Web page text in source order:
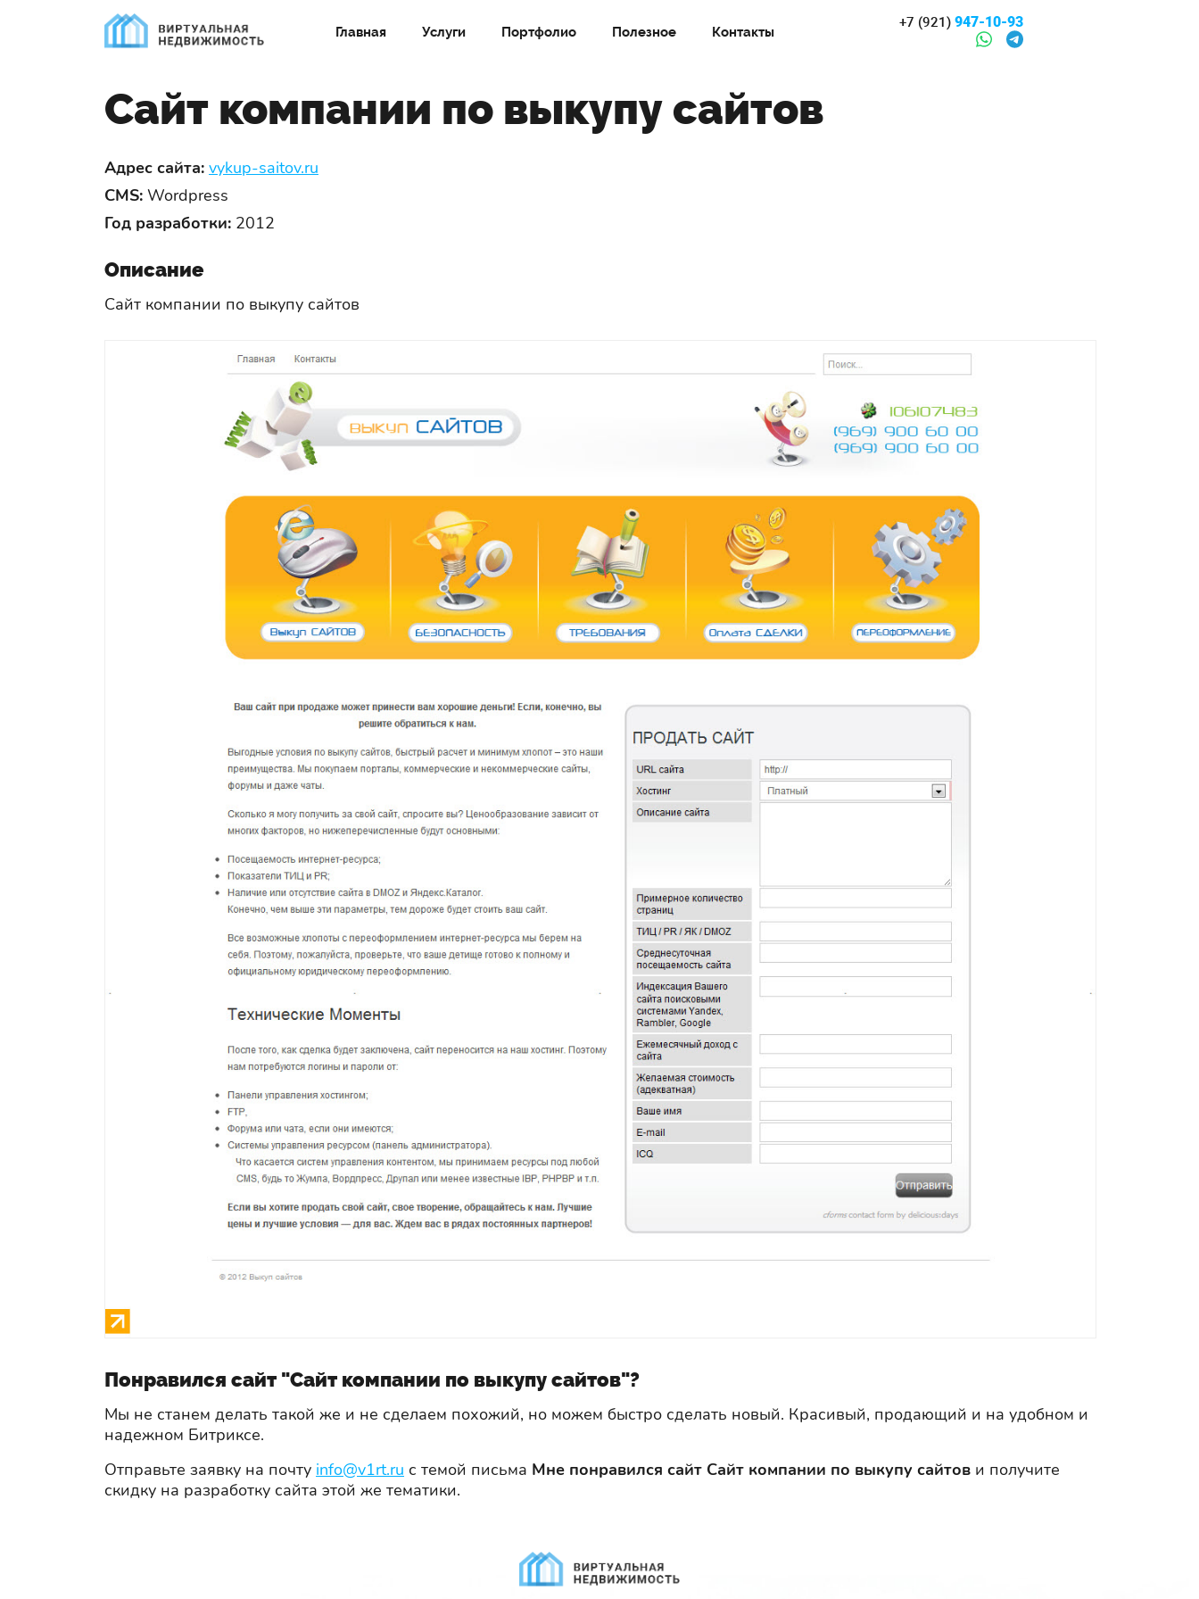
Главная Услуги Портфолио Полезное Контакты
+7 (921) 947-10-93
Сайт компании по выкупу сайтов
Адрес сайта: vykup-saitov.ru
CMS: Wordpress
Год разработки: 2012
Описание
Сайт компании по выкупу сайтов
Понравился сайт "Сайт компании по выкупу сайтов"?
Мы не станем делать такой же и не сделаем похожий, но можем быстро сделать новый. Красивый, продающий и на удобном и
надежном Битриксе.
Отправьте заявку на почту info@v1rt.ru с темой письма Мне понравился сайт Сайт компании по выкупу сайтов и получите
скидку на разработку сайта этой же тематики.